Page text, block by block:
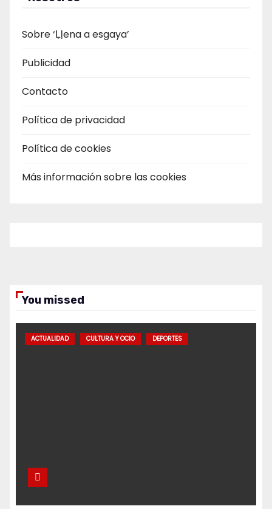
Sobre ‘Ḷḷena a esgaya’
Publicidad
Contacto
Política de privacidad
Política de cookies
Más información sobre las cookies
You missed
ACTUALIDAD CULTURA Y OCIO DEPORTES